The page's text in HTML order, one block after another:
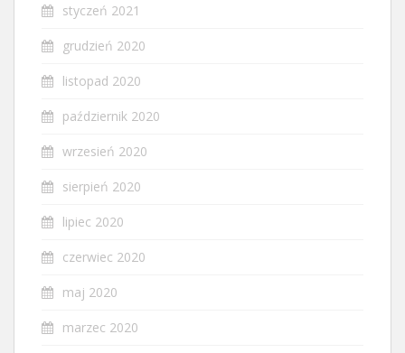
styczeń 2021
grudzień 2020
listopad 2020
październik 2020
wrzesień 2020
sierpień 2020
lipiec 2020
czerwiec 2020
maj 2020
marzec 2020